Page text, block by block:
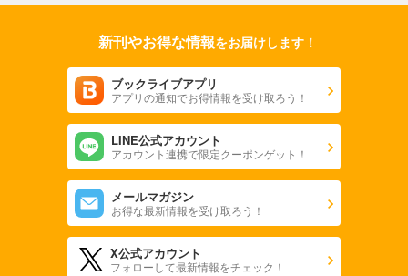
新刊やお得な情報をお届けします！
ブックライブアプリ
アプリの通知でお得情報を受け取ろう！
LINE公式アカウント
アカウント連携で限定クーポンゲット！
メールマガジン
お得な最新情報を受け取ろう！
X公式アカウント
フォローして最新情報をチェック！